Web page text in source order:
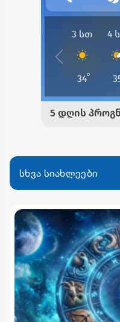
სხვა სიახლეები